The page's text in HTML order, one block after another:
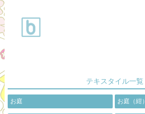
テキスタイル一覧
お庭 お庭（紺）